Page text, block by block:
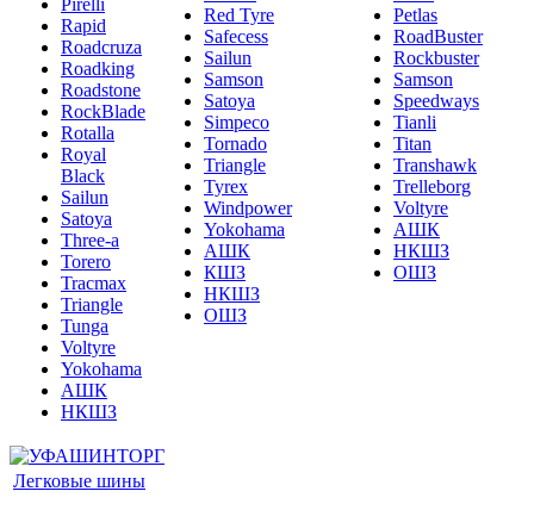
Pirelli
Rapid
Roadcruza
Roadking
Roadstone
RockBlade
Rotalla
Royal
Black
Sailun
Satoya
Three-a
Torero
Tracmax
Triangle
Tunga
Voltyre
Yokohama
АШК
НКШЗ
Red Tyre
Safecess
Sailun
Samson
Satoya
Simpeco
Tornado
Triangle
Tyrex
Windpower
Yokohama
АШК
КШЗ
НКШЗ
ОШЗ
Petlas
RoadBuster
Rockbuster
Samson
Speedways
Tianli
Titan
Transhawk
Trelleborg
Voltyre
АШК
НКШЗ
ОШЗ
Легковые шины